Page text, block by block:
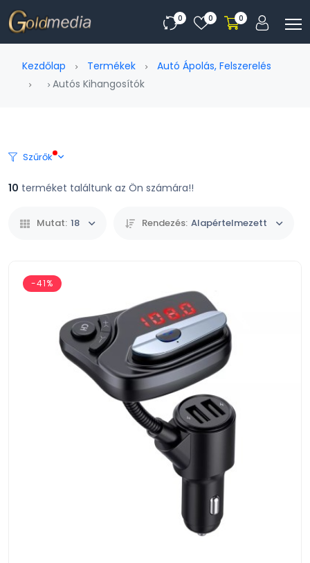
0 0 0
Kezdőlap Termékek
Autó Ápolás, Felszerelés
Autós Kihangosítók
Szűrők
10 terméket találtunk az Ön számára!!
Mutat: 18 Rendezés: Alapértelmezett
-41%